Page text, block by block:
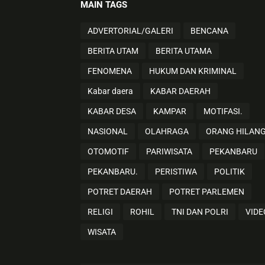
MAIN TAGS
ADVERTORIAL/GALERI BENCANA
BERITA UTAM BERITA UTAMA
FENOMENA HUKUM DAN KRIMINAL
Kabar daera KABAR DAERAH
KABAR DESA KAMPAR MOTIFASI.
NASIONAL OLAHRAGA ORANG
OTOMOTIF PARIWISATA PEKANBARU
PEKANBARU. PERISTIWA POLITIK
POTRET DAERAH POTRET PARLEMEN
RELIGI ROHIL TNI DAN POLRI
WISATA